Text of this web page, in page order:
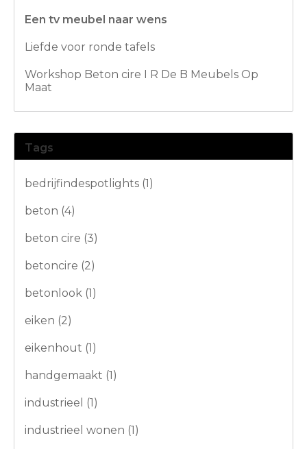
Een tv meubel naar wens
Liefde voor ronde tafels
Workshop Beton cire I R De B Meubels Op
Maat
Tags
bedrijfindespotlights (1)
beton (4)
beton cire (3)
betoncire (2)
betonlook (1)
eiken (2)
eikenhout (1)
handgemaakt (1)
industrieel (1)
industrieel wonen (1)